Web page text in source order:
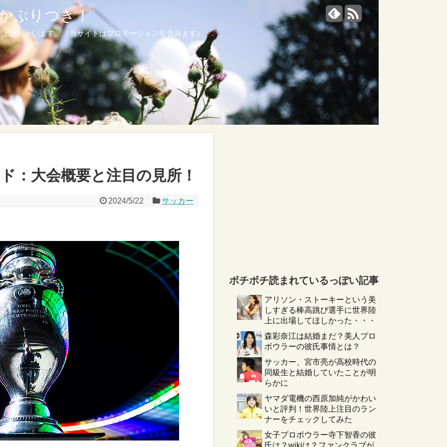
ぶりつき！
げちゃいます。（当サイトはプロモーションを含みます）
：大会概要と注目の見所！
2024/5/22 サッカー
ボチボチ読まれているっぽい記事
アリソン・ストーキーという美
しすぎる棒高跳び選手に世界陸
上に出場してほしかった・・・
森彩奈江は結婚まだ？美人プロ
ボウラーの彼氏事情とは？
サッカー、宮市亮が高校時代の
同級生と結婚していたことが明
らかに
ヤマダ電機の西原加純がかわい
いと評判！世界陸上注目のラン
ナーをチェックしてみた
女子プロボウラー寺下智香の彼
氏は？wikiは？ファンクラブが